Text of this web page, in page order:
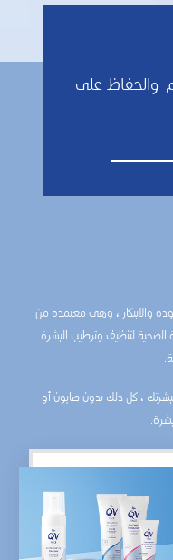
والحفاظ على
والابتكار ، وهي معتمدة من
لتنظيف وترطيب البشرة
، كل ذلك بدون صابون أو